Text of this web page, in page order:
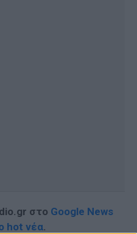
στο Google News
hot νέα.